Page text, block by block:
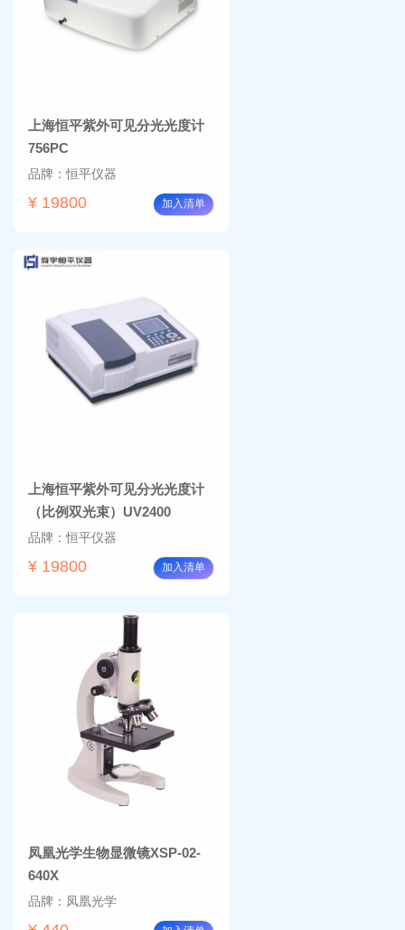
上海恒平紫外可见分光光度计
756PC
品牌：恒平仪器
¥ 19800 加入清单
上海恒平紫外可见分光光度计
（比例双光束）UV2400
品牌：恒平仪器
¥ 19800 加入清单
凤凰光学生物显微镜XSP-02-
640X
品牌：凤凰光学